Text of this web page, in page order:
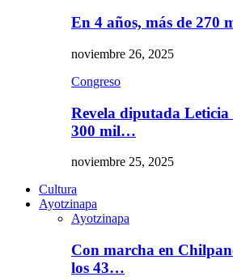
En 4 años, más de 270
noviembre 26, 2025
Congreso
Revela diputada Leticia
300 mil…
noviembre 25, 2025
Cultura
Ayotzinapa
Ayotzinapa
Con marcha en
los 43…